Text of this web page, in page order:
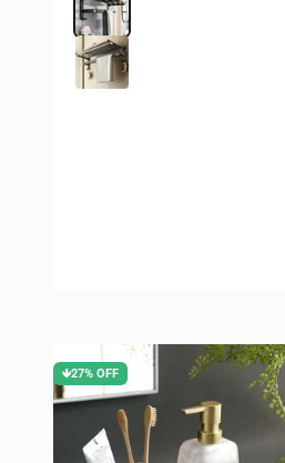
Cinza
🡻27% OFF